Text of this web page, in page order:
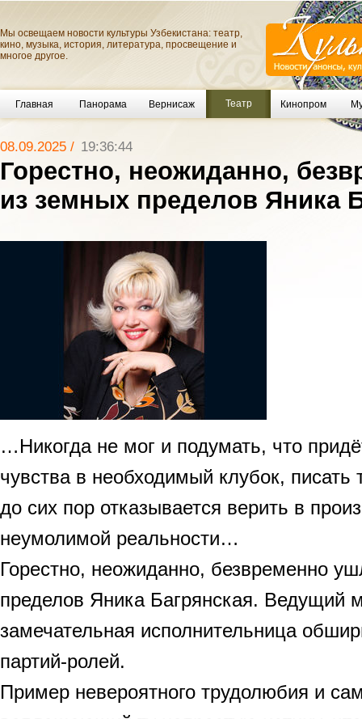
Мы освещаем новости культуры Узбекистана: театр,
кино, музыка, история, литература, просвещение и
многое другое.
Главная Панорама Вернисаж Театр Кинопром
08.09.2025 / 19:36:44
Горестно, неожиданно,
из земных пределов Яника
…Никогда не мог и подумать, что
чувства в необходимый клубок, писать
до сих пор отказывается верить в
неумолимой реальности…
Горестно, неожиданно, безвременно
пределов Яника Багрянская. Ведущий
замечательная исполнительница
партий-ролей.
Пример невероятного трудолюбия и